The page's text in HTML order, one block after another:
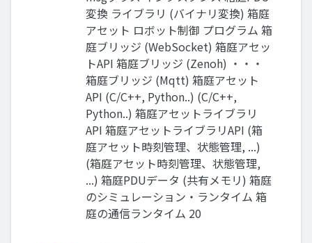
変換 ライブラリ (バイナリ変換) 箱庭
アセット ロボット制御 プログラム 箱
庭ブリッジ (WebSocket) 箱庭アセッ
トAPI 箱庭ブリッジ (Zenoh) ・・・
箱庭ブリッジ (Mqtt) 箱庭アセット
API (C/C++, Python..) (C/C++,
Python..) 箱庭アセットライブラリ
API 箱庭アセットライブラリAPI (箱
庭アセット時刻管理、状態管理, ...)
(箱庭アセット時刻管理、状態管理,
...) 箱庭PDUデータ (共有メモリ) 箱庭
のシミュレーション・ランタイム 箱
庭の通信ランタイム 20